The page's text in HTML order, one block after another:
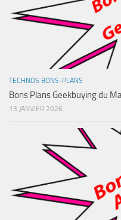
TECHNOS BONS-PLANS
Bons Plans Geekbuying du
13 JANVIER 2026